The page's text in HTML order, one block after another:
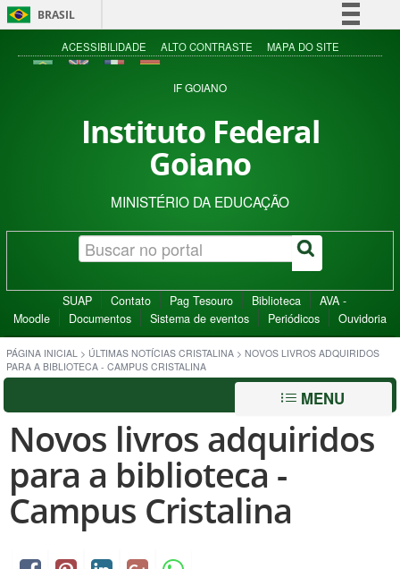
BRASIL
Simplifique!
Acesso à informação
ACESSIBILIDADE ALTO CONTRASTE MAPA DO SITE
IF GOIANO
Instituto Federal
Goiano
MINISTÉRIO DA EDUCAÇÃO
SUAP Contato Pag Tesouro Biblioteca
AVA -
Moodle
Documentos Sistema de eventos Periódicos Ouvidoria
PÁGINA INICIAL > ÚLTIMAS NOTÍCIAS CRISTALINA > NOVOS LIVROS ADQUIRIDOS
PARA A BIBLIOTECA - CAMPUS CRISTALINA
MENU
Novos livros adquiridos
para a biblioteca -
Campus Cristalina